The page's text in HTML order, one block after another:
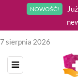
NOWOŚĆ!
7 sierpnia 2026